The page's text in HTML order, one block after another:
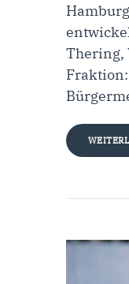
Thering,
Fraktion: